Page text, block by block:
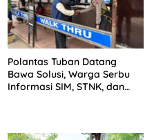
Polantas Tuban Datang
Bawa Solusi, Warga Serbu
Informasi SIM, STNK, dan